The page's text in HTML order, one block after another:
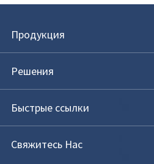
Продукция
Решения
Быстрые ссылки
Свяжитесь Нас